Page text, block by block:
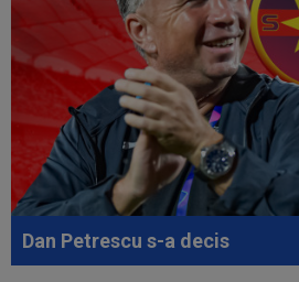
gata să renunțe la CFR și să preia alt
00:41 EXCLUSIV
Gigi Becali:
Mihai Stoica. E prima oară când o zic”
00:34 EXCLUSIV
Dorit iar de
Iordănescu a luat decizia!
00:22 EXCLUSIV
Gică Craioveanu
serii, după KuPS - Craiova: ”Știi cine
Dan Petrescu s-a decis